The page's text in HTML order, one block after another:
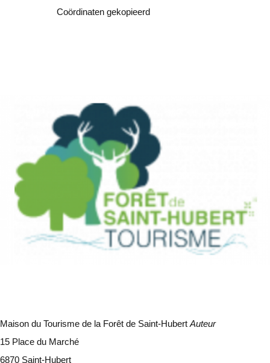
Coördinaten gekopieerd
Maison du Tourisme de la Forêt de Saint-Hubert Auteur
15 Place du Marché
6870 Saint-Hubert